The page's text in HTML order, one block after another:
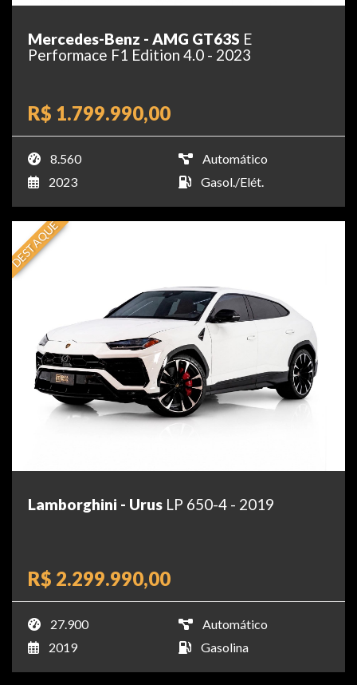
Mercedes-Benz - AMG GT63S E
Performace F1 Edition 4.0 - 2023
R$ 1.799.990,00
8.560
Automático
2023
Gasol./Elét.
DESTAQUE
Lamborghini - Urus LP 650-4 - 2019
R$ 2.299.990,00
27.900
Automático
2019
Gasolina